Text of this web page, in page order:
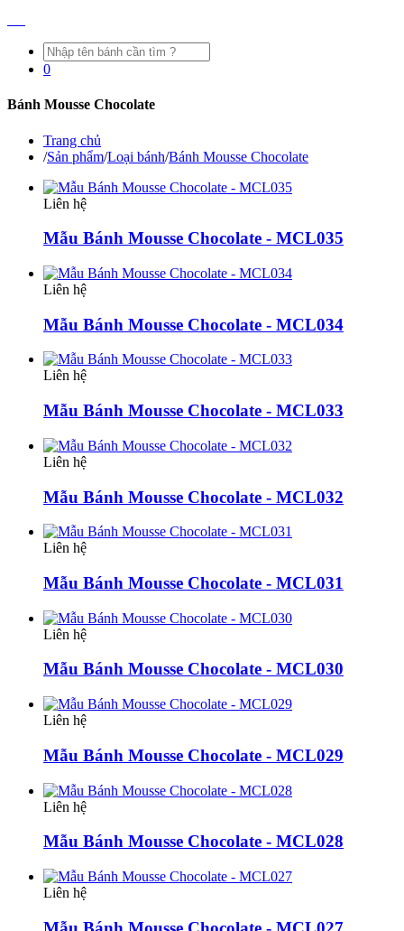
0
Bánh Mousse Chocolate
Trang chủ
/Sản phẩm/Loại bánh/Bánh Mousse Chocolate
Liên hệ
Mẫu Bánh Mousse Chocolate - MCL035
Liên hệ
Mẫu Bánh Mousse Chocolate - MCL034
Liên hệ
Mẫu Bánh Mousse Chocolate - MCL033
Liên hệ
Mẫu Bánh Mousse Chocolate - MCL032
Liên hệ
Mẫu Bánh Mousse Chocolate - MCL031
Liên hệ
Mẫu Bánh Mousse Chocolate - MCL030
Liên hệ
Mẫu Bánh Mousse Chocolate - MCL029
Liên hệ
Mẫu Bánh Mousse Chocolate - MCL028
Liên hệ